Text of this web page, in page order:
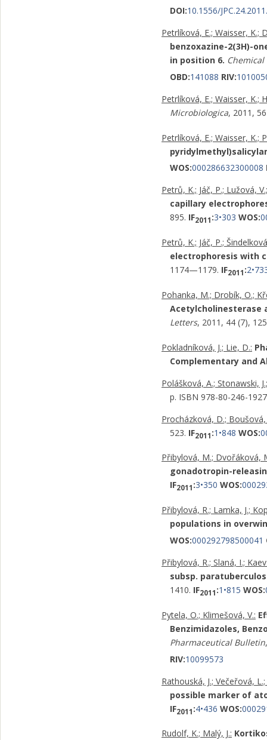
DOI:10.1556/
Petrlíková, E.; Waisser, K.;
benzoxazine-2(3H)-
in position 6. Chemical
OBD:141088 RIV:
Petrlíková, E.; Waisser, K.;
Microbiologica, 2011,
Petrlíková, E.; Waisser, K.;
WOS:000286632300008
Petrů, K.; Jáč, P.; Lužová,
capillary
895. IF2011 :3•303 WOS:
Petrů, K.; Jáč, P.;
electrophoresis with
1174—1179. IF2011 :
Pohanka, M.; Drobík, O.;
Acetylcholinesterase
Letters, 2011, 44 (7),
Pokladníková, J.; Lie, D.:
Complementary and
Polášková, A.; Stonawski,
p. ISBN 978-80-246-
Procházková, D.;
523. IF2011 :1•848 WOS:
Přibylová, M.; Dvořáková,
gonadotropin-
IF2011 :3•350 WOS:
Přibylová, R.; Lamka, J.;
populations in
WOS:000292798500041
Přibylová, R.; Slaná, I.;
subsp.
1410. IF2011 :1•815 WOS:
Pytela, O.; Klimešová, V.:
Benzimidazoles,
Pharmaceutical Bulletin
RIV:10099573
Rathouská, J.; Večeřová,
possible marker of
IF2011 :4•436 WOS:
Rudolf, K.; Malý, J.: